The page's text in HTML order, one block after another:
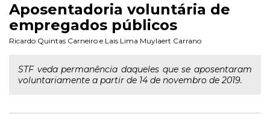
Aposentadoria voluntária de
empregados públicos
Ricardo Quintas Carneiro e Lais Lima Muylaert Carrano
STF veda permanência daqueles que se aposentaram
voluntariamente a partir de 14 de novembro de 2019.